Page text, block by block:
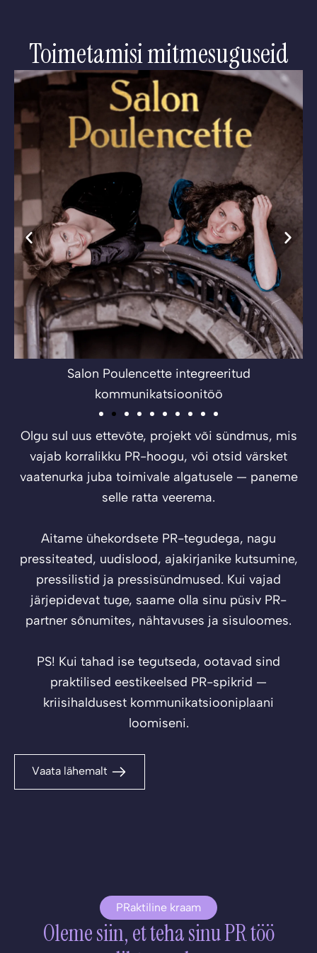
Toimetamisi mitmesuguseid
Salon Poulencette integreeritud
kommunikatsioonitöö
Olgu sul uus ettevõte, projekt või sündmus, mis
vajab korralikku PR-hoogu, või otsid värsket
vaatenurka juba toimivale algatusele — paneme
selle ratta veerema.
Aitame ühekordsete PR-tegudega, nagu
pressiteated, uudislood, ajakirjanike kutsumine,
pressilistid ja pressisündmused. Kui vajad
järjepidevat tuge, saame olla sinu püsiv PR-
partner sõnumites, nähtavuses ja sisuloomes.
PS! Kui tahad ise tegutseda, ootavad sind
praktilised eestikeelsed PR-spikrid —
kriisihaldusest kommunikatsiooniplaani
loomiseni.
Vaata lähemalt
PRaktiline kraam
Oleme siin, et teha sinu PR töö